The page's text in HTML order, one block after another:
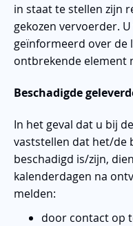
in staat te stellen zijn
gekozen vervoerder.
geïnformeerd over de
ontbrekende element
Beschadigde
In het geval dat u bij
vaststellen dat het/de
beschadigd is/zijn,
kalenderdagen na
melden:
door contact op